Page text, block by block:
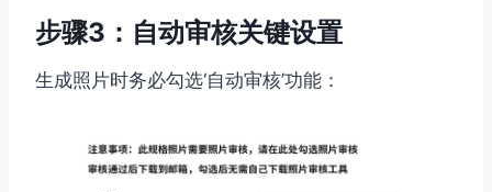
步骤3：自动审核关键设置
生成照片时务必勾选‘自动审核’功能：